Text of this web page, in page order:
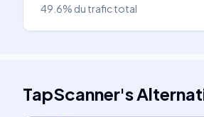
49.6% du trafic total
TapScanner's